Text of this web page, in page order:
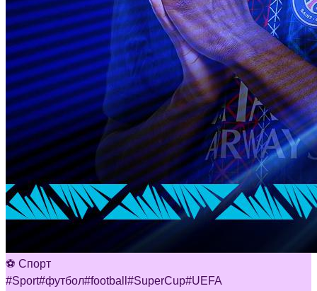
⚽ Спорт
#Sport#футбол#football #SuperCup#UEFA